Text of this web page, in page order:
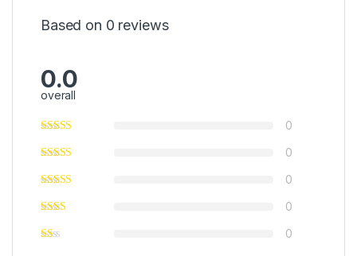
Based on 0 reviews
0.0
overall
0
0
0
0
0